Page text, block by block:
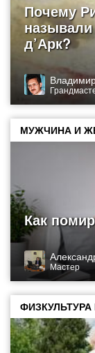
Почему
д’Арк?
МУЖЧИНА И
Как
Мастер